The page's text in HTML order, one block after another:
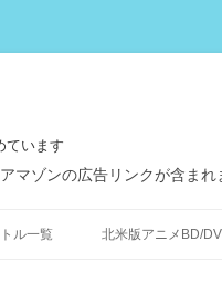
ています
マゾンの広告リンクが含まれ
ン
ル一覧 北米版アニメBD/